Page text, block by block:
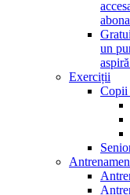
un
Exerciții
Copii